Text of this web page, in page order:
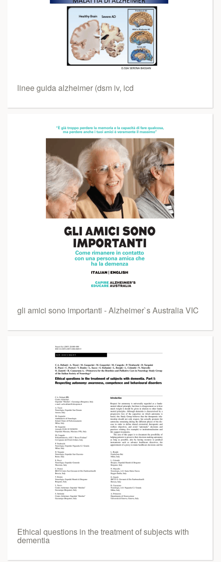
linee guida alzheimer (dsm iv, icd
gli amici sono importanti - Alzheimer`s Australia VIC
Ethical questions in the treatment of subjects with
dementia